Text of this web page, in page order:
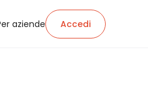
aziende Accedi